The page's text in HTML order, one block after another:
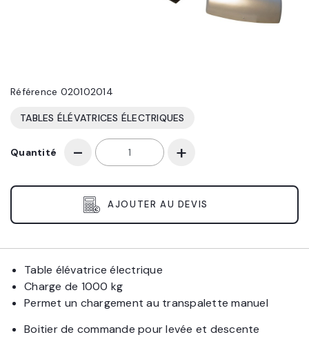
Référence 020102014
TABLES ÉLÉVATRICES ÉLECTRIQUES
Quantité
AJOUTER AU DEVIS
Table élévatrice électrique
Charge de 1000 kg
Permet un chargement au transpalette manuel
Boitier de commande pour levée et descente